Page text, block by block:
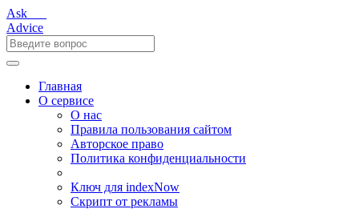
Ask___
Advice
Главная
О сервисе
О нас
Правила пользования сайтом
Авторское право
Политика конфиденциальности
Ключ для indexNow
Скрипт от рекламы